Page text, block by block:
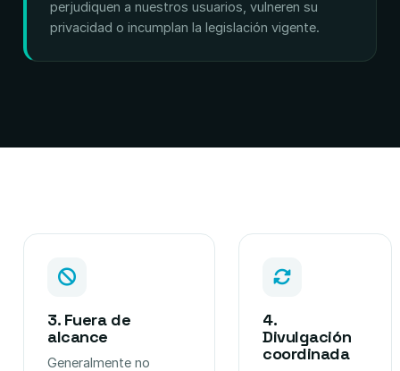
perjudiquen a nuestros usuarios, vulneren su
privacidad o incumplan la legislación vigente.
3. Fuera de
alcance
Generalmente no
4.
Divulgación
coordinada